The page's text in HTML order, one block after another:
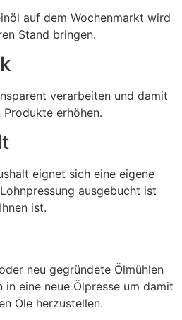
auf dem Wochenmarkt wird
Stand bringen.
verarbeiten und damit
erhöhen.
eignet sich eine eigene
ausgebucht ist
ist.
neu gegründete Ölmühlen
eine neue Ölpresse um damit
Öle herzustellen.